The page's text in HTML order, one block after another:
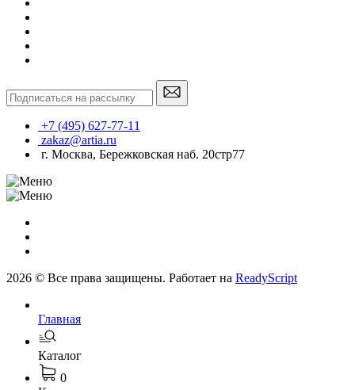
+7 (495) 627-77-11
zakaz@artia.ru
г. Москва, Бережковская наб. 20стр77
2026 © Все права защищены. Работает на ReadyScript
Главная
Каталог
0